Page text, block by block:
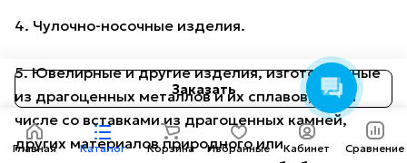
Заказать
4. Чулочно-носочные изделия.
5. Ювелирные и другие изделия, изготовленные
из драгоценных металлов и их сплавов, в том
числе со вставками из драгоценных камней,
других материалов природного или
Главная Каталог Корзина Избранные Кабинет Сравнение